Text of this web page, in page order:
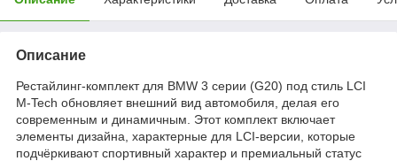
Описание
Рестайлинг-комплект для BMW 3 серии (G20) под стиль LCI
M-Tech обновляет внешний вид автомобиля, делая его
современным и динамичным. Этот комплект включает
элементы дизайна, характерные для LCI-версии, которые
подчёркивают спортивный характер и премиальный статус